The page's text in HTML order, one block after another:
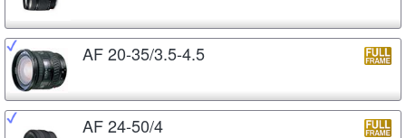
AF 20-35/3.5-4.5
AF 24-50/4